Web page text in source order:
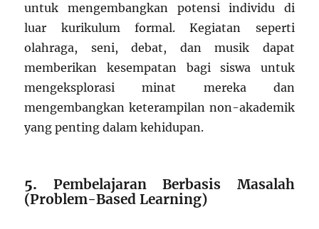
untuk mengembangkan potensi individu di
luar kurikulum formal. Kegiatan seperti
olahraga, seni, debat, dan musik dapat
memberikan kesempatan bagi siswa untuk
mengeksplorasi minat mereka dan
mengembangkan keterampilan non-akademik
yang penting dalam kehidupan.
5. Pembelajaran Berbasis Masalah
(Problem-Based Learning)